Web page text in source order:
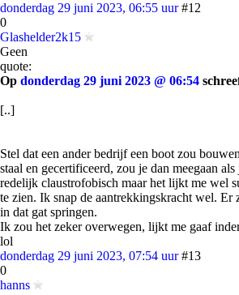
donderdag 29 juni 2023, 06:55 uur #12
0
Glashelder2k15
Geen
quote:
Op donderdag 29 juni 2023 @ 06:54
[..]
Stel dat een ander bedrijf een boot zou
staal en gecertificeerd, zou je dan meegaan
redelijk claustrofobisch maar het lijkt me wel
te zien. Ik snap de aantrekkingskracht wel. Er
in dat gat springen.
Ik zou het zeker overwegen, lijkt me gaaf
lol
donderdag 29 juni 2023, 07:54 uur #13
0
hanns